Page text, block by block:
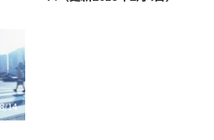
14